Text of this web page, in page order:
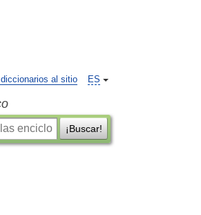
ES
al sitio
¡Buscar!